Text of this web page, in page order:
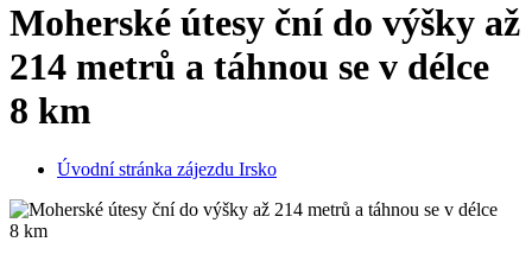
Moherské útesy ční do výšky až
214 metrů a táhnou se v délce
8 km
Úvodní stránka zájezdu Irsko